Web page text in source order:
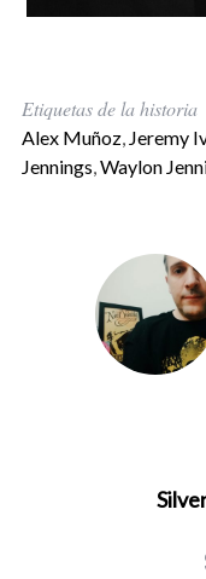
Etiquetas de la historia
Alex Muñoz, Jeremy
Jennings,Waylon